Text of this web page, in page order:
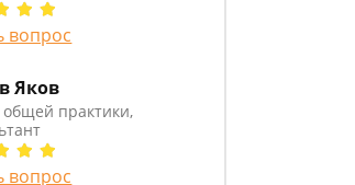
вопрос
Яков
практики,
вопрос